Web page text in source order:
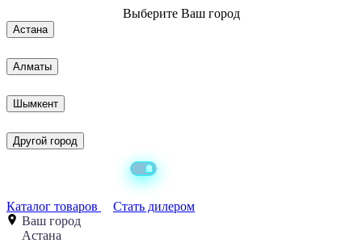
Выберите Ваш город
Астана
Алматы
Шымкент
Другой город
Каталог товаров
Стать дилером
Ваш город
Астана